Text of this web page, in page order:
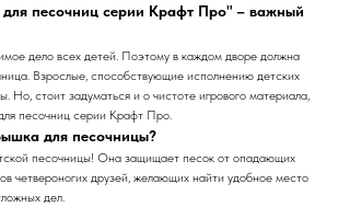
песочниц серии Крафт Про" – важный
дело всех детей. Поэтому в каждом дворе должна
Взрослые, способствующие исполнению детских
Но, стоит задуматься и о чистоте игрового материала,
песочниц серии Крафт Про.
для песочницы?
песочницы! Она защищает песок от опадающих
четвероногих друзей, желающих найти удобное место
дел.